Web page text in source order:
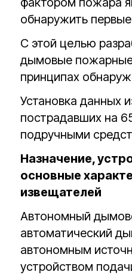
обнаружить
С этой целью
дымовые пожарные
принципах
Установка данных
пострадавших на
подручными
Назначение,
основные
извещателей
Автономный
автоматический
автономным
устройством